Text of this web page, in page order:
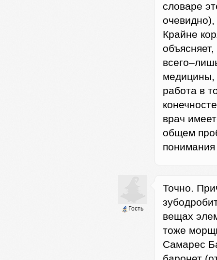
словаре
Крайне
медицины,
работа в
врач
общем
Гость
Точно.
вещах
тоже
Самарес